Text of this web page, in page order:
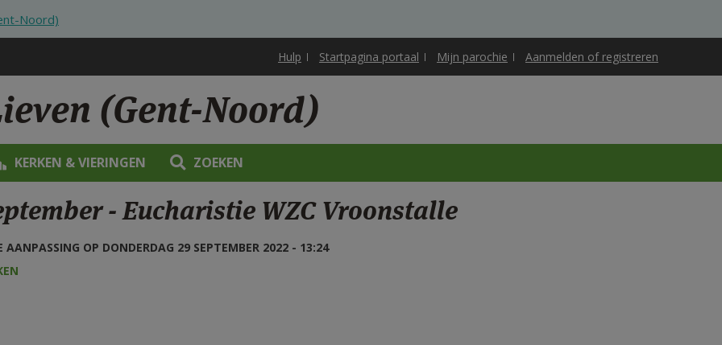
Noord)
Hulp Startpagina portaal Mijn parochie Aanmelden of registreren
(Gent-Noord)
KERKEN & VIERINGEN ZOEKEN
- Eucharistie WZC Vroonstalle
AANPASSING OP DONDERDAG 29 SEPTEMBER 2022 - 13:24